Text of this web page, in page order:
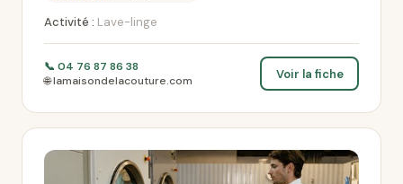
Activité : Lave-linge
📞 04 76 87 86 38
🌐 lamaisondelacouture.com
Voir la fiche